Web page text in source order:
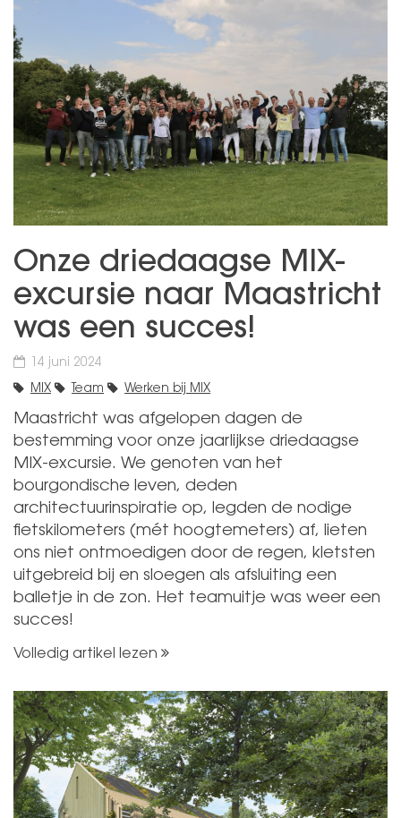
Onze driedaagse MIX-
excursie naar Maastricht
was een succes!
14 juni 2024
MIX Team Werken bij MIX
Maastricht was afgelopen dagen de
bestemming voor onze jaarlijkse driedaagse
MIX-excursie. We genoten van het
bourgondische leven, deden
architectuurinspiratie op, legden de nodige
fietskilometers (mét hoogtemeters) af, lieten
ons niet ontmoedigen door de regen, kletsten
uitgebreid bij en sloegen als afsluiting een
balletje in de zon. Het teamuitje was weer een
succes!
Volledig artikel lezen